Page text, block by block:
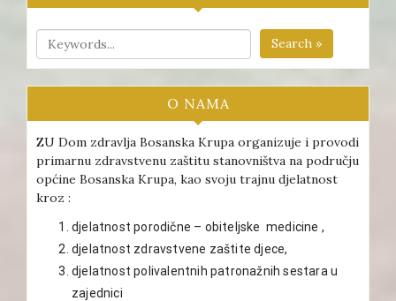
Search »
O NAMA
ZU Dom zdravlja Bosanska Krupa organizuje i provodi
primarnu zdravstvenu zaštitu stanovništva na području
općine Bosanska Krupa, kao svoju trajnu djelatnost
kroz :
djelatnost porodične – obiteljske medicine ,
djelatnost zdravstvene zaštite djece,
djelatnost polivalentnih patronažnih sestara u
zajednici